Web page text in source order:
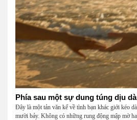
Phía sau một sự dung túng dịu
Đây là một tản văn kể về tình bạn khác giới kéo
mười bảy. Không có những rung động mập mờ